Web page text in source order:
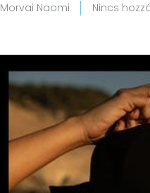
Morvai Naomi Nincs